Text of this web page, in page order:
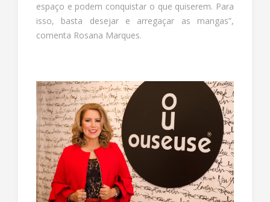
espaço e podem conquistar o que quiserem. Para
isso, basta desejar e arregaçar as mangas”,
comenta Rosana Marques.